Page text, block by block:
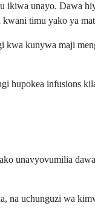
unayo. Dawa
timu yako ya
kunywa maji
hupokea infusions
unavyovumilia
na uchunguzi wa